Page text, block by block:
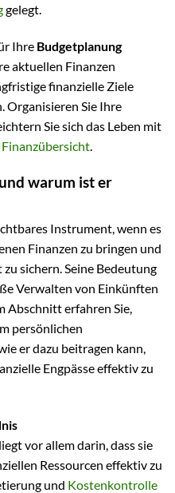
gelegt.
Ihre Budgetplanung
aktuellen Finanzen
finanzielle Ziele
Organisieren Sie Ihre
Sie sich das Leben mit
Finanzübersicht
warum ist er
Instrument, wenn es
Finanzen zu bringen und
sichern. Seine Bedeutung
Verwalten von Einkünften
Abschnitt erfahren Sie,
persönlichen
er dazu beitragen kann,
Engpässe effektiv zu
vor allem darin, dass sie
Ressourcen effektiv zu
und Kostenkontrolle